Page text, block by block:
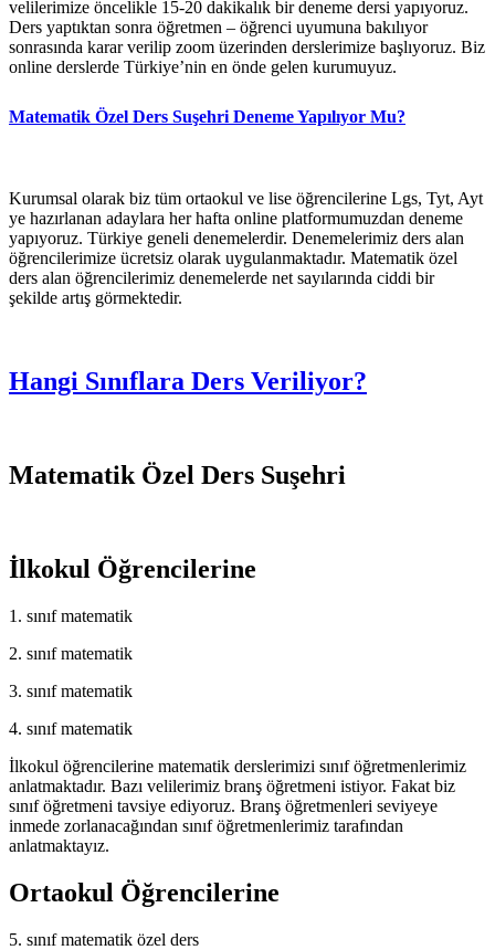
velilerimize öncelikle 15-20 dakikalık bir deneme dersi yapıyoruz.
Ders yaptıktan sonra öğretmen – öğrenci uyumuna bakılıyor
sonrasında karar verilip zoom üzerinden derslerimize başlıyoruz. Biz
online derslerde Türkiye’nin en önde gelen kurumuyuz.
Matematik Özel Ders Suşehri Deneme Yapılıyor Mu?
Kurumsal olarak biz tüm ortaokul ve lise öğrencilerine Lgs, Tyt, Ayt
ye hazırlanan adaylara her hafta online platformumuzdan deneme
yapıyoruz. Türkiye geneli denemelerdir. Denemelerimiz ders alan
öğrencilerimize ücretsiz olarak uygulanmaktadır. Matematik özel
ders alan öğrencilerimiz denemelerde net sayılarında ciddi bir
şekilde artış görmektedir.
Hangi Sınıflara Ders Veriliyor?
Matematik Özel Ders Suşehri
İlkokul Öğrencilerine
1. sınıf matematik
2. sınıf matematik
3. sınıf matematik
4. sınıf matematik
İlkokul öğrencilerine matematik derslerimizi sınıf öğretmenlerimiz
anlatmaktadır. Bazı velilerimiz branş öğretmeni istiyor. Fakat biz
sınıf öğretmeni tavsiye ediyoruz. Branş öğretmenleri seviyeye
inmede zorlanacağından sınıf öğretmenlerimiz tarafından
anlatmaktayız.
Ortaokul Öğrencilerine
5. sınıf matematik özel ders